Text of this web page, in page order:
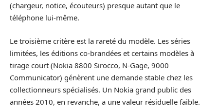
(chargeur, notice, écouteurs) presque autant que le
téléphone lui-même.
Le troisième critère est la rareté du modèle. Les séries
limitées, les éditions co-brandées et certains modèles à
tirage court (Nokia 8800 Sirocco, N-Gage, 9000
Communicator) génèrent une demande stable chez les
collectionneurs spécialisés. Un Nokia grand public des
années 2010, en revanche, a une valeur résiduelle faible.